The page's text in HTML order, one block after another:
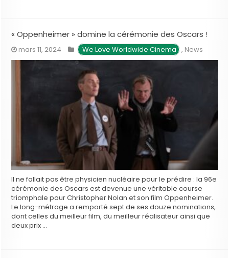
« Oppenheimer » domine la cérémonie des Oscars !
mars 11, 2024 We Love Worldwide Cinema , News
Il ne fallait pas être physicien nucléaire pour le prédire : la 96e
cérémonie des Oscars est devenue une véritable course
triomphale pour Christopher Nolan et son film Oppenheimer.
Le long-métrage a remporté sept de ses douze nominations,
dont celles du meilleur film, du meilleur réalisateur ainsi que
deux prix …